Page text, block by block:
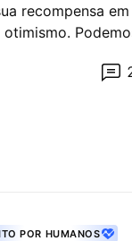
recompensa
outflow de
POR HUMANOS